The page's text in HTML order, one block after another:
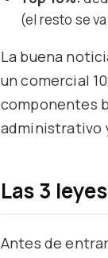
(el resto se
La buena
un comercial
componentes
administrativo
Las 3
Antes de